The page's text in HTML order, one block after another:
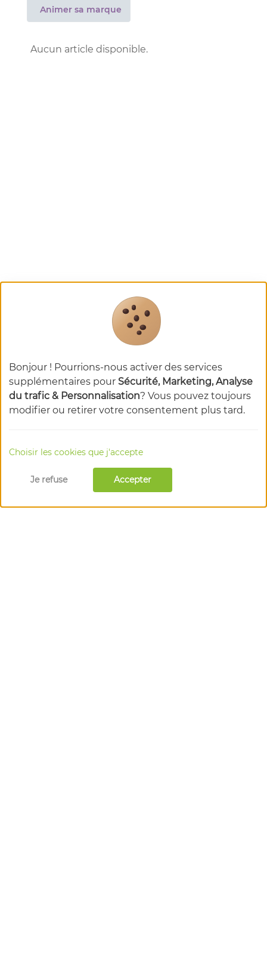
Animer sa marque
Aucun article disponible.
Bonjour ! Pourrions-nous activer des services
supplémentaires pour Sécurité, Marketing, Analyse
du trafic & Personnalisation? Vous pouvez toujours
modifier ou retirer votre consentement plus tard.
Choisir les cookies que j'accepte
Je refuse Accepter